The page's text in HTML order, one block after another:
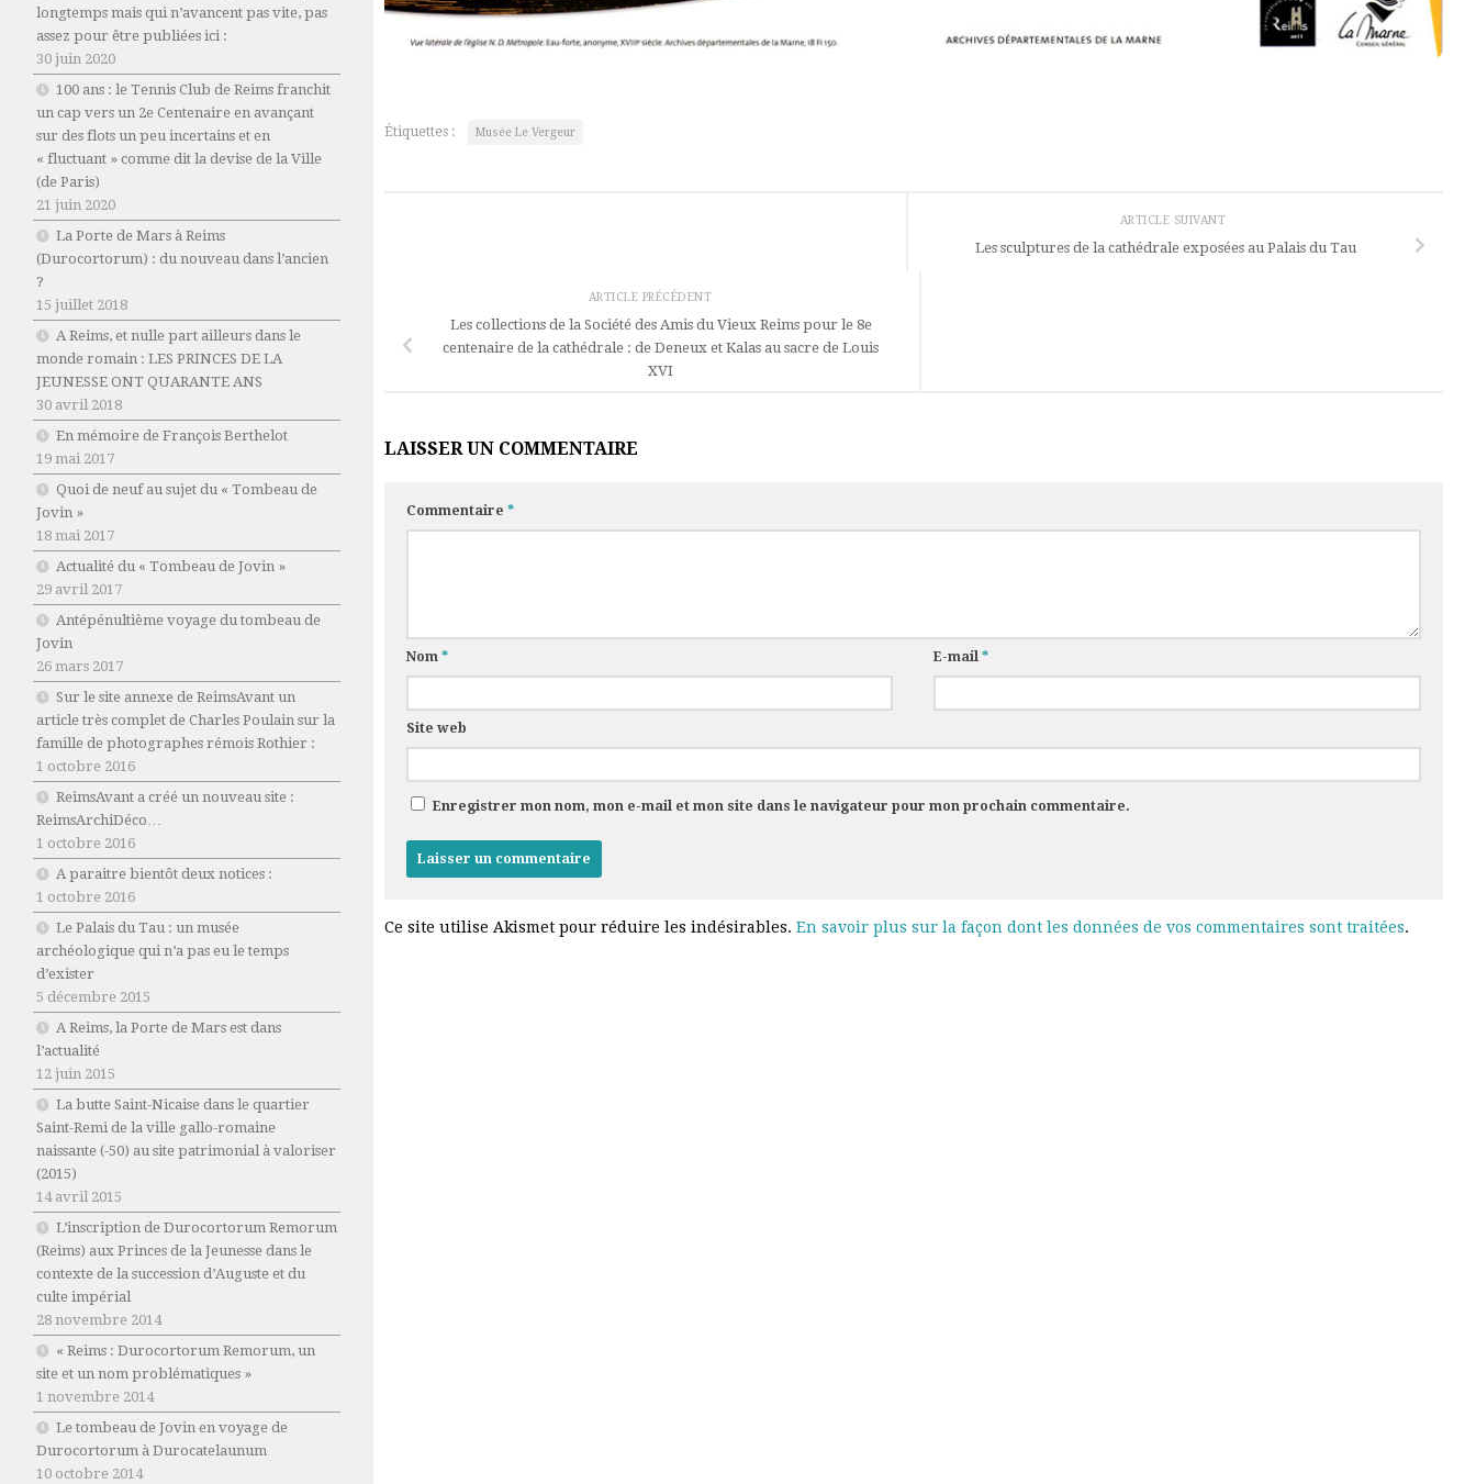
Étiquettes : Musée Le Vergeur
ARTICLE SUIVANT
Les sculptures de la cathédrale exposées au Palais du Tau
ARTICLE PRÉCÉDENT
Les collections de la Société des Amis du Vieux Reims pour le 8e
centenaire de la cathédrale : de Deneux et Kalas au sacre de Louis
XVI
LAISSER UN COMMENTAIRE
Commentaire *
Nom * E-mail*
Site web
Enregistrer mon nom, mon e-mail et mon site dans le navigateur pour mon prochain commentaire.
Ce site utilise Akismet pour réduire les indésirables. En savoir plus sur la façon dont les données de vos commentaires sont traitées.
longtemps mais qui n’avancent pas vite, pas
assez pour être publiées ici :
30 juin 2020
100 ans : le Tennis Club de Reims franchit
un cap vers un 2e Centenaire en avançant
sur des flots un peu incertains et en
« fluctuant » comme dit la devise de la Ville
(de Paris)
21 juin 2020
La Porte de Mars à Reims
(Durocortorum) : du nouveau dans l’ancien
?
15 juillet 2018
A Reims, et nulle part ailleurs dans le
monde romain : LES PRINCES DE LA
JEUNESSE ONT QUARANTE ANS
30 avril 2018
En mémoire de François Berthelot
19 mai 2017
Quoi de neuf au sujet du « Tombeau de
Jovin »
18 mai 2017
Actualité du « Tombeau de Jovin »
29 avril 2017
Antépénultième voyage du tombeau de
Jovin
26 mars 2017
Sur le site annexe de ReimsAvant un
article très complet de Charles Poulain sur la
famille de photographes rémois Rothier :
1 octobre 2016
ReimsAvant a créé un nouveau site :
ReimsArchiDéco…
1 octobre 2016
A paraitre bientôt deux notices :
1 octobre 2016
Le Palais du Tau : un musée
archéologique qui n’a pas eu le temps
d’exister
5 décembre 2015
A Reims, la Porte de Mars est dans
l’actualité
12 juin 2015
La butte Saint-Nicaise dans le quartier
Saint-Remi de la ville gallo-romaine
naissante (-50) au site patrimonial à valoriser
(2015)
14 avril 2015
L’inscription de Durocortorum Remorum
(Reims) aux Princes de la Jeunesse dans le
contexte de la succession d’Auguste et du
culte impérial
28 novembre 2014
« Reims : Durocortorum Remorum, un
site et un nom problématiques »
1 novembre 2014
Le tombeau de Jovin en voyage de
Durocortorum à Durocatelaunum
10 octobre 2014